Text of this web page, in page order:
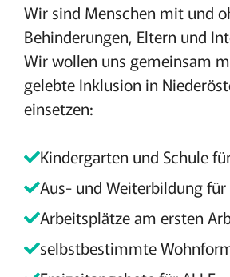
Wir sind Menschen mit und
Behinderungen, Eltern und
Wir wollen uns gemeinsam
gelebte Inklusion in
einsetzen:
Kindergarten und Schule
Aus- und Weiterbildung für
Arbeitsplätze am ersten
selbstbestimmte